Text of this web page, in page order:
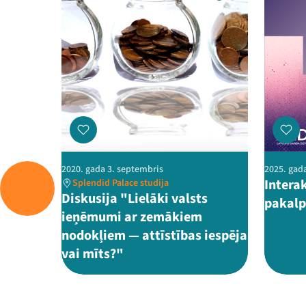
2020. gada 3. septembris
Splendid Palace studija
Diskusija "Lielāki valsts
ieņēmumi ar zemākiem
nodokļiem — attīstības iespēja
vai mīts?"
2025.